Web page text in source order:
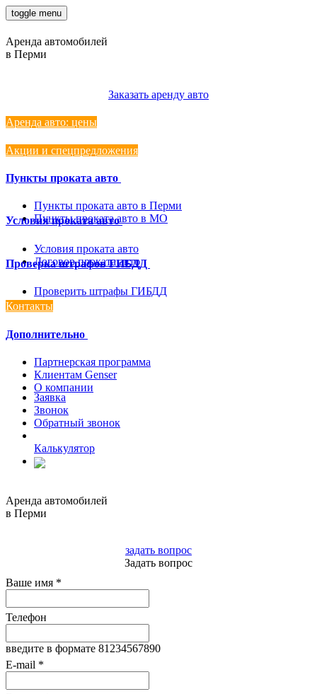
toggle menu
Аренда автомобилей
в Перми
Заказать аренду авто
Аренда авто: цены
Акции и спецпредложения
Пункты проката авто
Пункты проката авто в Перми
Пункты проката авто в МО
Условия проката авто
Условия проката авто
Договор проката авто
Проверка штрафов ГИБДД
Проверить штрафы ГИБДД
Контакты
Дополнительно
Партнерская программа
Клиентам Genser
О компании
Заявка
Звонок
Обратный звонок
Калькулятор
Аренда автомобилей
в Перми
задать вопрос
Задать вопрос
Ваше имя *
Телефон
введите в формате 81234567890
E-mail *